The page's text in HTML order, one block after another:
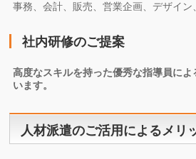
事務、会計、販売、営業企画、デザイン
社内研修のご提案
高度なスキルを持った優秀な指導員に
います。
人材派遣のご活用によるメリ